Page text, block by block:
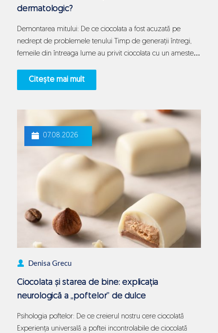
dermatologic?
Demontarea mitului: De ce ciocolata a fost acuzată pe
nedrept de problemele tenului Timp de generații întregi,
femeile din întreaga lume au privit ciocolata cu un amestec
considerând-o o plăcere interzisă. Mitul conform căruia
consumul de ciocolată declanșează inevitabil erupții acneice
Ciocolata
și
sănătatea
sau
dermatologic?
Citește mai mult
07.08.2026
Denisa Grecu
Ciocolata și starea de bine: explicația
neurologică a „poftelor” de dulce
Psihologia poftelor: De ce creierul nostru cere ciocolată
Experiența universală a poftei incontrolabile de ciocolată